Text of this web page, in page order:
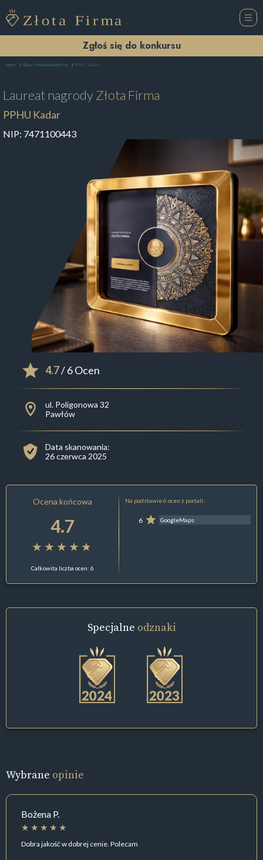
Zgłoś się do konkursu
Home Sklep z Podarunkami Brzeg PPHU Kadar
Laureat nagrodyZłota Firma
PPHU Kadar
NIP: 7471100443
4.7/ 6 Ocen
ul. Poligonowa 32
Pawłów
Data skanowania:
26 czerwca 2025
Ocena końcowa
4.7
Całkowita liczba ocen: 6
Na podstawie 6 ocen z portali:
6 GoogleMaps
Specjalne odznaki
Wybrane opinie
Bożena P.
Dobra jakość w dobrej cenie. Polecam